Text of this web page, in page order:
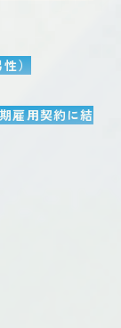
）
雇用契約に結